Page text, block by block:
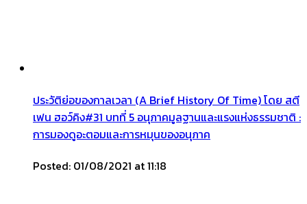
ประวัติย่อของกาลเวลา (A Brief History Of Time) โดย สตี
เฟน ฮอว์คิง#31 บทที่ 5 อนุภาคมูลฐานและแรงแห่งธรรมชาติ :
การมองดูอะตอมและการหมุนของอนุภาค
Posted: 01/08/2021 at 11:18